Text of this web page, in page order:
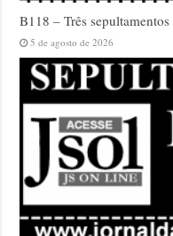
B118 – Três
5 de agosto de 2026